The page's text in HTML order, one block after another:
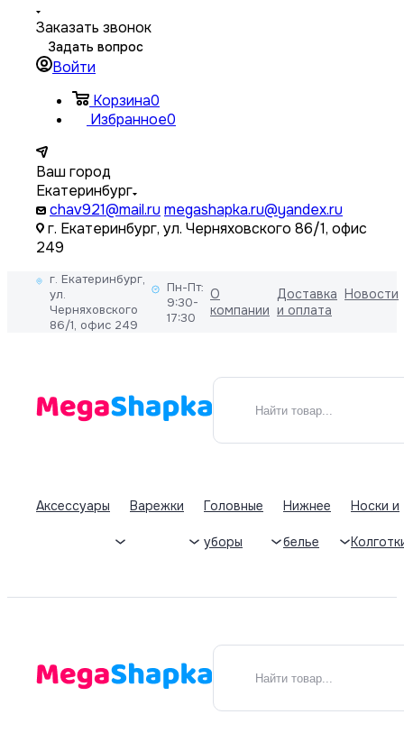
Заказать звонок
Задать вопрос
Войти
Корзина0
Избранное0
Ваш город
Екатеринбург
chav921@mail.ru megashapka.ru@yandex.ru
г. Екатеринбург, ул. Черняховского 86/1, офис
249
г. Екатеринбург,
ул.
Черняховского
86/1, офис 249
Пн-Пт:
9:30-
17:30
О
компании
Доставка
и оплата
Новости
Аксессуары Варежки Головные
уборы
Нижнее
белье
Носки и